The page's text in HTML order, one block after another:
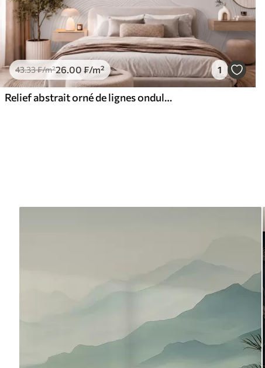
43.33₣/m²26.00 ₣/m² 1
Relief abstrait orné de lignes ondulées fluides